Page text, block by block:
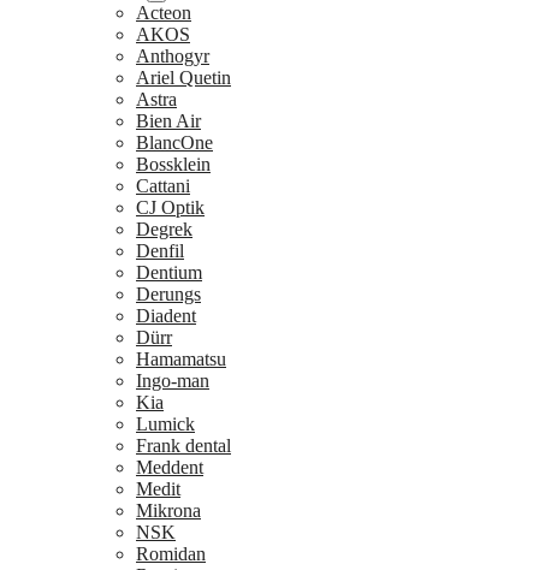
Acteon
AKOS
Anthogyr
Ariel Quetin
Astra
Bien Air
BlancOne
Bossklein
Cattani
CJ Optik
Degrek
Denfil
Dentium
Derungs
Diadent
Dürr
Hamamatsu
Ingo-man
Kia
Lumick
Frank dental
Meddent
Medit
Mikrona
NSK
Romidan